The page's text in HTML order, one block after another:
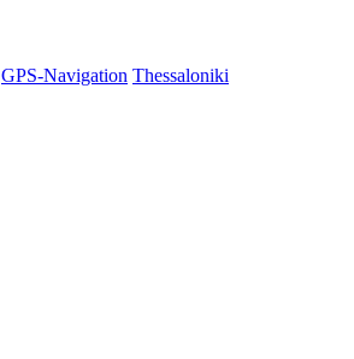
GPS-Navigation Thessaloniki